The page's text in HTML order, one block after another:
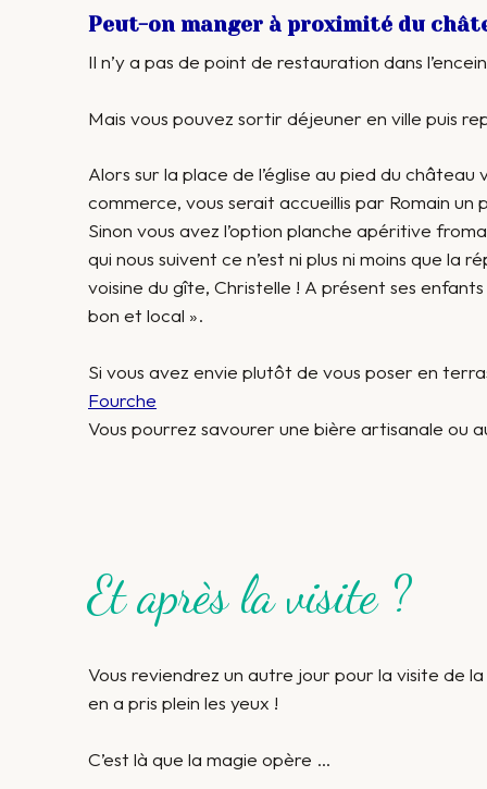
Peut-on manger à proximité du
Il n’y a pas de point de restauration dans
Mais vous pouvez sortir déjeuner en ville puis
Alors sur la place de l’église au pied du
commerce, vous serait accueillis par Romain un
Sinon vous avez l’option planche apéritive
qui nous suivent ce n’est ni plus ni moins que
voisine du gîte, Christelle ! A présent ses
bon et local ».
Si vous avez envie plutôt de vous poser en
Fourche
Vous pourrez savourer une bière artisanale ou
Et après la visite ?
Vous reviendrez un autre jour pour la visite de
en a pris plein les yeux !
C’est là que la magie opère …